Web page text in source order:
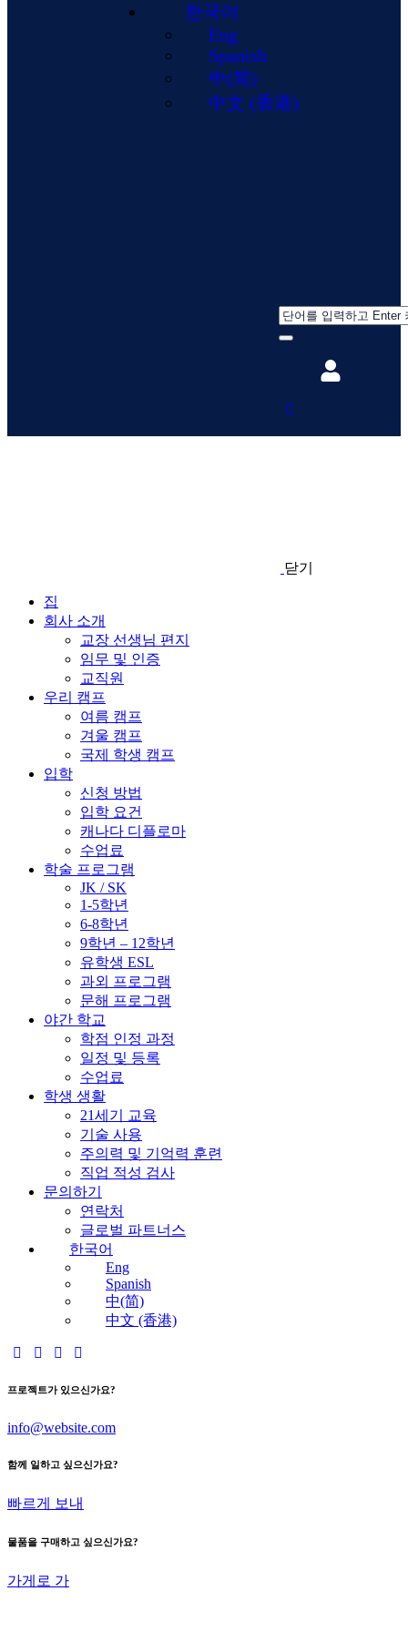
한국어
Eng
Spanish
中(简)
中文 (香港)
닫기
집
회사 소개
교장 선생님 편지
임무 및 인증
교직원
우리 캠프
여름 캠프
겨울 캠프
국제 학생 캠프
입학
신청 방법
입학 요건
캐나다 디플로마
수업료
학술 프로그램
JK / SK
1-5학년
6-8학년
9학년 – 12학년
유학생 ESL
과외 프로그램
문해 프로그램
야간 학교
학점 인정 과정
일정 및 등록
수업료
학생 생활
21세기 교육
기술 사용
주의력 및 기억력 훈련
직업 적성 검사
문의하기
연락처
글로벌 파트너스
한국어
Eng
Spanish
中(简)
中文 (香港)
프로젝트가 있으신가요?
info@website.com
함께 일하고 싶으신가요?
빠르게 보내
물품을 구매하고 싶으신가요?
가게로 가